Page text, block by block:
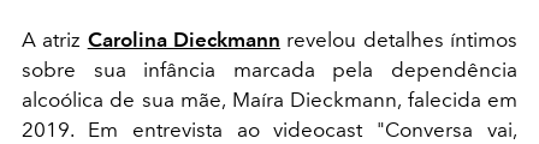
A atriz Carolina Dieckmann revelou detalhes íntimos
sobre sua infância marcada pela dependência
alcoólica de sua mãe, Maíra Dieckmann, falecida em
2019. Em entrevista ao videocast "Conversa vai,